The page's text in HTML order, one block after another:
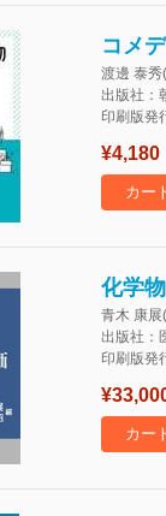
コメ
渡邊 泰
出版社：
印刷版発
¥4,180
カー
化学
青木 康
出版社：
印刷版発
カー